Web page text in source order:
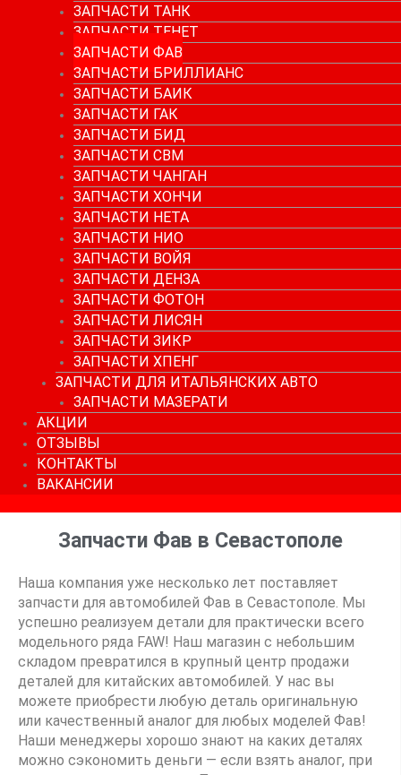
ЗАПЧАСТИ ТАНК
ЗАПЧАСТИ ТЕНЕТ
ЗАПЧАСТИ ФАВ
ЗАПЧАСТИ БРИЛЛИАНС
ЗАПЧАСТИ БАИК
ЗАПЧАСТИ ГАК
ЗАПЧАСТИ БИД
ЗАПЧАСТИ СВМ
ЗАПЧАСТИ ЧАНГАН
ЗАПЧАСТИ ХОНЧИ
ЗАПЧАСТИ НЕТА
ЗАПЧАСТИ НИО
ЗАПЧАСТИ ВОЙЯ
ЗАПЧАСТИ ДЕНЗА
ЗАПЧАСТИ ФОТОН
ЗАПЧАСТИ ЛИСЯН
ЗАПЧАСТИ ЗИКР
ЗАПЧАСТИ ХПЕНГ
ЗАПЧАСТИ ДЛЯ ИТАЛЬЯНСКИХ АВТО
ЗАПЧАСТИ МАЗЕРАТИ
АКЦИИ
ОТЗЫВЫ
КОНТАКТЫ
ВАКАНСИИ
Запчасти Фав в Севастополе
Наша компания уже несколько лет поставляет
запчасти для автомобилей Фав в Севастополе. Мы
успешно реализуем детали для практически всего
модельного ряда FAW! Наш магазин с небольшим
складом превратился в крупный центр продажи
деталей для китайских автомобилей. У нас вы
можете приобрести любую деталь оригинальную
или качественный аналог для любых моделей Фав!
Наши менеджеры хорошо знают на каких деталях
можно сэкономить деньги — если взять аналог, при